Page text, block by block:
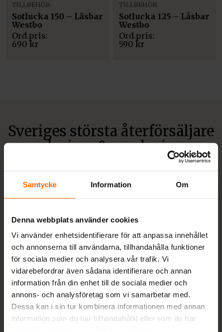
Samtycke Information Om
Denna webbplats använder cookies
Vi använder enhetsidentifierare för att anpassa innehållet
och annonserna till användarna, tillhandahålla funktioner
för sociala medier och analysera vår trafik. Vi
vidarebefordrar även sådana identifierare och annan
information från din enhet till de sociala medier och
annons- och analysföretag som vi samarbetar med.
Dessa kan i sin tur kombinera informationen med annan
information som du har tillhandahållit eller som de har
TILLBEHÖR
Sotlucka 150 – Låsbar
Westbo
690 kr
TILLBEHÖR
Sotlucka 125 – Låsbar
Westbo
590 kr
Sveriges största återförsäljare
av vedspisar & smalspisar
Hos oss på Spis & Kaminboden kan du köpa
moderna och klassiska kaminer, vedspisar och
med bästa garanti till Sveriges absolut bästa priser.
Även tillbehör och skorstenar. Högsta kvalitet och
alltid fri frakt.
Vi levererar enbart kvalitetsprodukter och har tack
vare er kunder lyckats bli Sveriges största
leverantör av vedspisar och smalspisar för 9:e året
i rad.
Vi erbjuder dig som kund räntefri delbetalning,
säker leverans ochfri fraktpå nya spisar och